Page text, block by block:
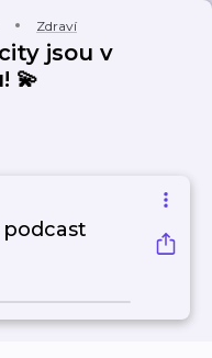
Zdraví
jsou v
💫